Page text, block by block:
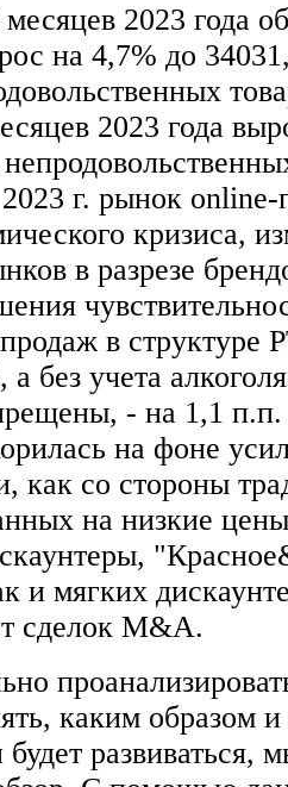
2023 года
на 4,7% до
2023 года
г. рынок online-
кризиса,
в разрезе
в структуре
без учета
- на 1,1
на фоне
как со стороны
на низкие
и мягких
сделок M&A.
каким образом и
развиваться,